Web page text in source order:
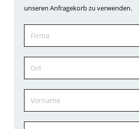
unseren Anfragekorb zu verwenden.